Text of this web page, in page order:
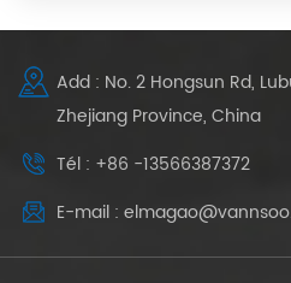
Add : No. 2 Hongsun Rd,
Zhejiang Province, China
Tél : +86 -13566387372
E-mail :